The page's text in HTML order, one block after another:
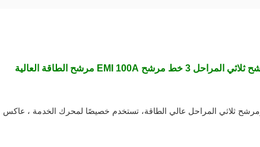
مرشح ثلاثي المراحل عالي الطاقة